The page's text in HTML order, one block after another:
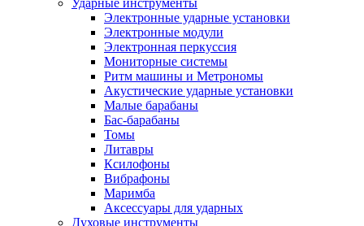
Ударные инструменты
Электронные ударные установки
Электронные модули
Электронная перкуссия
Мониторные системы
Ритм машины и Метрономы
Акустические ударные установки
Малые барабаны
Бас-барабаны
Томы
Литавры
Ксилофоны
Вибрафоны
Маримба
Аксессуары для ударных
Духовые инструменты